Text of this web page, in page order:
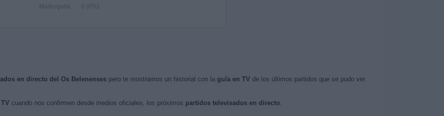
Madrugada
0 (0%)
en directo del Os Belenensespero te mostramos un historial con la guía en TV de los últimos partidos que se pudo ver
cuando nos confirmen desde medios oficiales, los próximos partidos televisados en directo.